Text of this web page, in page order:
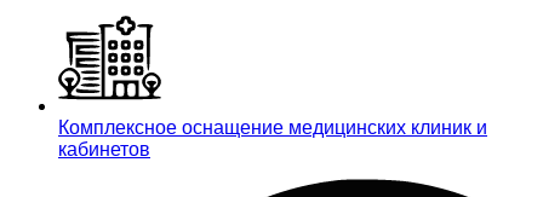
Комплексное оснащение медицинских клиник и
кабинетов